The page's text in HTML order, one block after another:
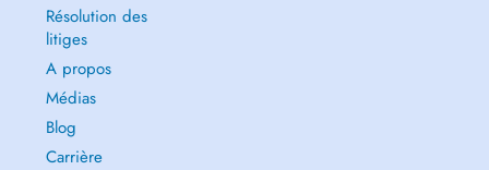
Résolution des
litiges
A propos
Médias
Blog
Carrière